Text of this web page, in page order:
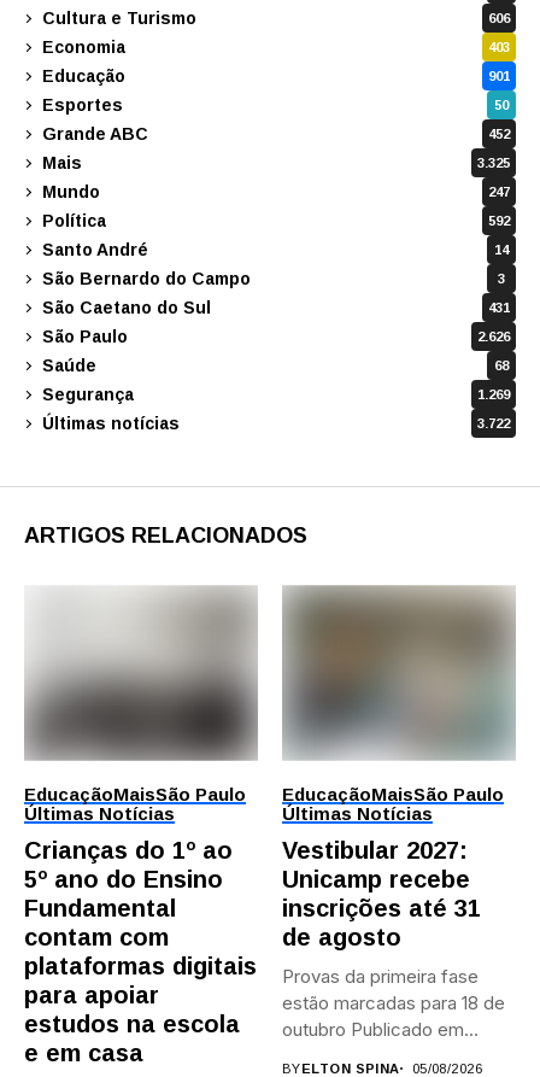
Cultura e Turismo 606
Economia 403
Educação 901
Esportes 50
Grande ABC 452
Mais 3.325
Mundo 247
Política 592
Santo André 14
São Bernardo do Campo 3
São Caetano do Sul 431
São Paulo 2.626
Saúde 68
Segurança 1.269
Últimas notícias 3.722
ARTIGOS RELACIONADOS
EducaçãoMaisSão Paulo
Últimas Notícias
Crianças do 1º ao
5º ano do Ensino
Fundamental
contam com
plataformas digitais
para apoiar
estudos na escola
e em casa
EducaçãoMaisSão Paulo
Últimas Notícias
Vestibular 2027:
Unicamp recebe
inscrições até 31
de agosto
Provas da primeira fase
estão marcadas para 18 de
outubro Publicado em...
BYELTON SPINA 05/08/2026